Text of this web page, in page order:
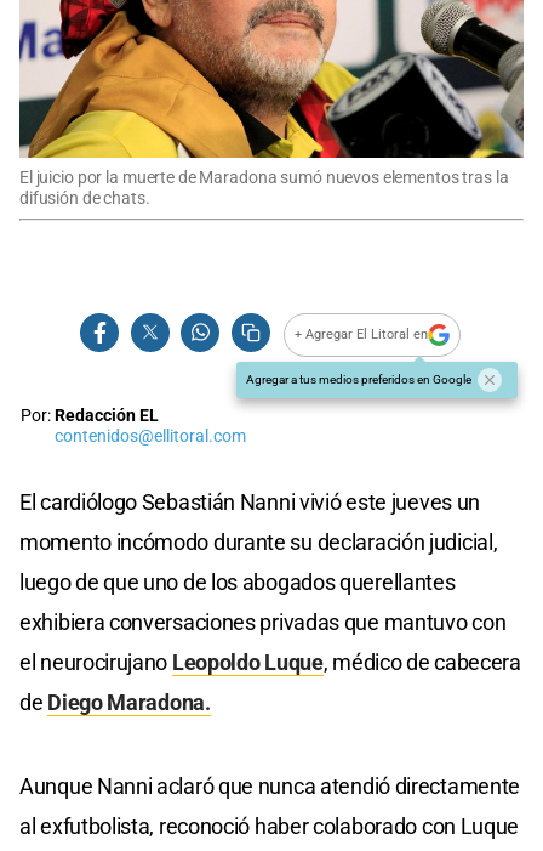
El juicio por la muerte de Maradona sumó nuevos elementos tras la
difusión de chats.
+ Agregar El Litoral en
Agregar a tus medios preferidos en Google
Por:Redacción EL
contenidos@ellitoral.com
El cardiólogo Sebastián Nanni vivió este jueves un
momento incómodo durante su declaración judicial,
luego de que uno de los abogados querellantes
exhibiera conversaciones privadas que mantuvo con
el neurocirujano Leopoldo Luque, médico de cabecera
de Diego Maradona.
Aunque Nanni aclaró que nunca atendió directamente
al exfutbolista, reconoció haber colaborado con Luque